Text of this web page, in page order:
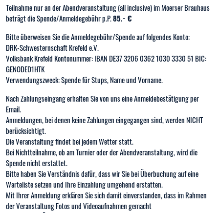
Teilnahme nur an der Abendveranstaltung (all inclusive) im Moerser Brauhaus
beträgt die Spende/Anmeldegebühr p.P.85.- €
Bitte überweisen Sie die Anmeldegebühr/Spende auf folgendes Konto:
DRK-Schwesternschaft Krefeld e.V.
Volksbank Krefeld Kontonummer: IBAN DE37 3206 0362 1030 3330 51 BIC:
GENODED1HTK
Verwendungszweck: Spende für Stups, Name und Vorname.
Nach Zahlungseingang erhalten Sie von uns eine Anmeldebestätigung per
Email.
Anmeldungen, bei denen keine Zahlungen eingegangen sind, werden NICHT
berücksichtigt.
Die Veranstaltung findet bei jedem Wetter statt.
Bei Nichtteilnahme, ob am Turnier oder der Abendveranstaltung, wird die
Spende nicht erstattet.
Bitte haben Sie Verständnis dafür, dass wir Sie bei Überbuchung auf eine
Warteliste setzen und Ihre Einzahlung umgehend erstatten.
Mit Ihrer Anmeldung erklären Sie sich damit einverstanden, dass im Rahmen
der Veranstaltung Fotos und Videoaufnahmen gemacht